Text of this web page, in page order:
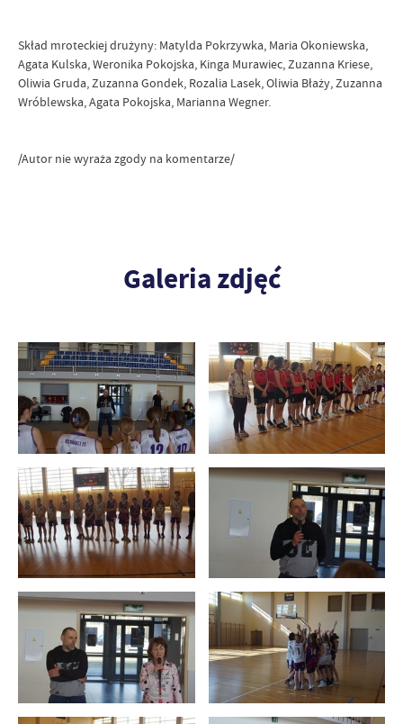
Skład mroteckiej drużyny: Matylda Pokrzywka, Maria Okoniewska,
Agata Kulska, Weronika Pokojska, Kinga Murawiec, Zuzanna Kriese,
Oliwia Gruda, Zuzanna Gondek, Rozalia Lasek, Oliwia Błaży, Zuzanna
Wróblewska, Agata Pokojska, Marianna Wegner.
/Autor nie wyraża zgody na komentarze/
Galeria zdjęć